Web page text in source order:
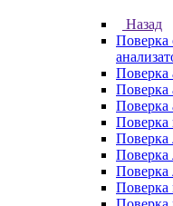
Назад
Поверка
Поверка
Поверка
Поверка
Поверка
Поверка
Поверка
Поверка